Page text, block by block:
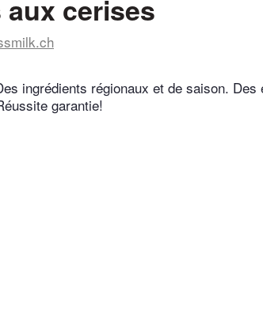
cerises
ingrédients régionaux et de saison. Des
garantie!